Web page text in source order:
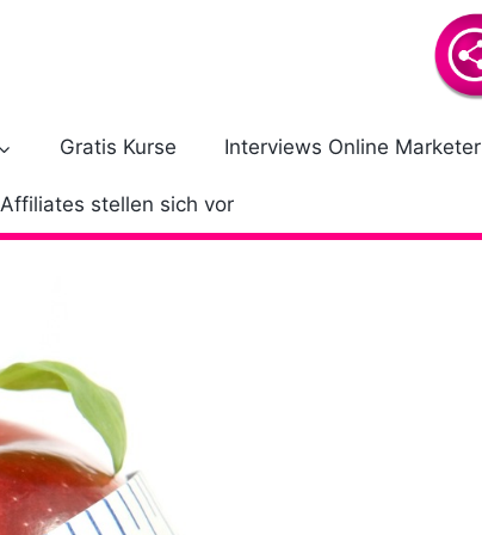
Gratis Kurse Interviews Online Marketer
Affiliates stellen sich vor